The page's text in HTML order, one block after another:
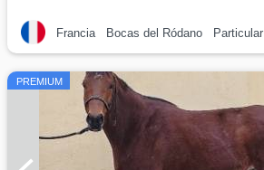
Francia Bocas del Ródano Particular
PREMIUM